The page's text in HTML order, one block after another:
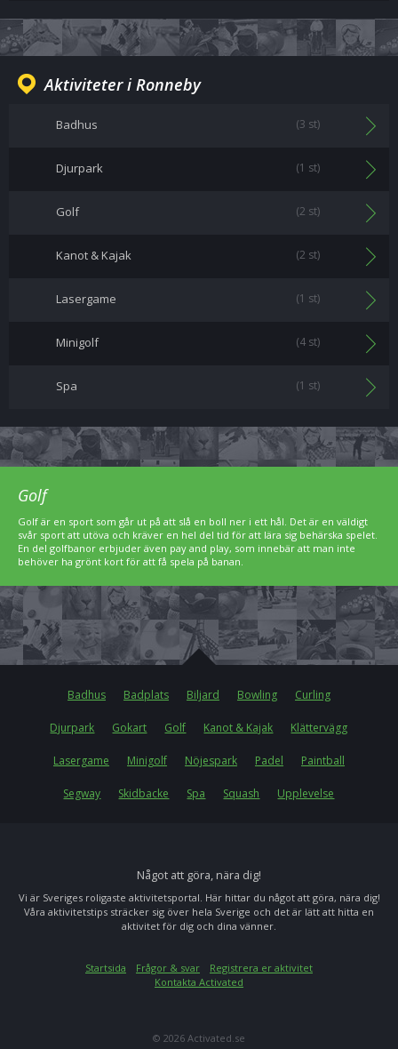
Aktiviteter i Ronneby
Badhus (3 st)
Djurpark (1 st)
Golf (2 st)
Kanot & Kajak (2 st)
Lasergame (1 st)
Minigolf (4 st)
Spa (1 st)
Golf
Golf är en sport som går ut på att slå en boll ner i ett hål. Det är en väldigt
svår sport att utöva och kräver en hel del tid för att lära sig behärska spelet.
En del golfbanor erbjuder även pay and play, som innebär att man inte
behöver ha grönt kort för att få spela på banan.
Badhus Badplats Biljard Bowling Curling
Djurpark Gokart Golf Kanot & Kajak Klättervägg
Lasergame Minigolf Nöjespark Padel Paintball
Segway Skidbacke Spa Squash Upplevelse
Något att göra, nära dig!
Vi är Sveriges roligaste aktivitetsportal. Här hittar du något att göra, nära dig!
Våra aktivitetstips sträcker sig över hela Sverige och det är lätt att hitta en
aktivitet för dig och dina vänner.
Startsida Frågor & svar
Registrera er aktivitet
Kontakta Activated
© 2026 Activated.se